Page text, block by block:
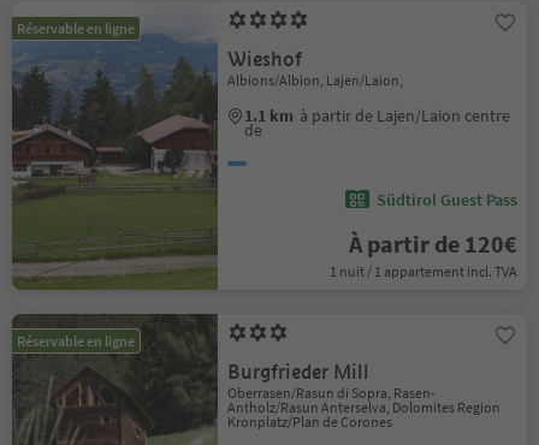
Réservable en ligne
Wieshof
Albions/Albion, Lajen/Laion,
1.1 km à partir de Lajen/Laion centre
de
Südtirol Guest Pass
À partir de 120€
1 nuit / 1 appartement incl. TVA
Réservable en ligne
Burgfrieder Mill
Oberrasen/Rasun di Sopra, Rasen-
Antholz/Rasun Anterselva, Dolomites Region
Kronplatz/Plan de Corones